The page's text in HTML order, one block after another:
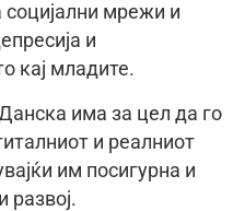
мрежи и
и
кај младите.
има за цел да го
и реалниот
им посигурна и
развој.